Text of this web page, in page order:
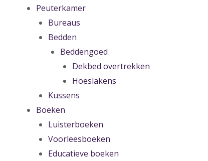
Peuterkamer
Bureaus
Bedden
Beddengoed
Dekbed overtrekken
Hoeslakens
Kussens
Boeken
Luisterboeken
Voorleesboeken
Educatieve boeken